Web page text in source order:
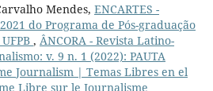
Mendes, ENCARTES -
do Programa de Pós-graduação
, ÂNCORA - Revista Latino-
v. 9 n. 1 (2022): PAUTA
Journalism | Temas Libres en el
Libre sur le Journalisme